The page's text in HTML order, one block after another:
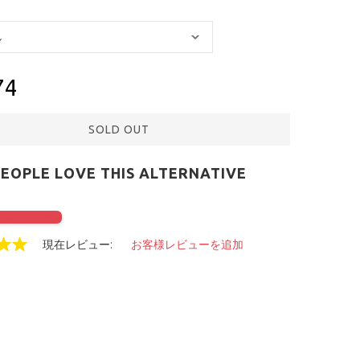
SOLD OUT
LOVE THIS ALTERNATIVE
it out
現在レビュー: お客様レビューを追加